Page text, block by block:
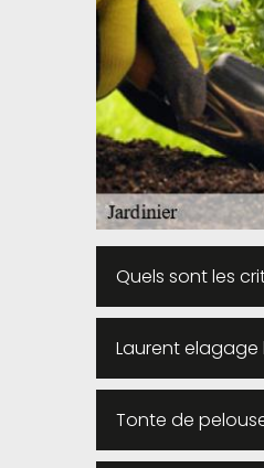
Quels sont les
Laurent elagage
Tonte de